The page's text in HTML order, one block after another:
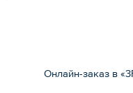
Онлайн-заказ в